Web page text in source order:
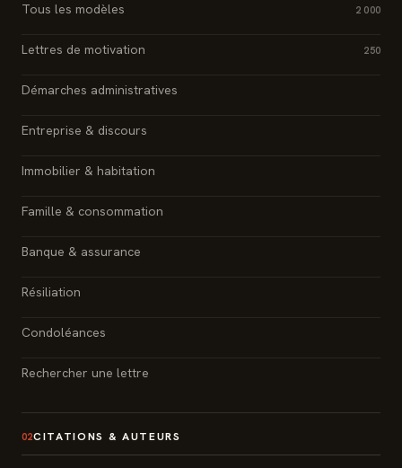
Tous les modèles 2 000
Lettres de motivation 250
Démarches administratives
Entreprise & discours
Immobilier & habitation
Famille & consommation
Banque & assurance
Résiliation
Condoléances
Rechercher une lettre
02CITATIONS & AUTEURS